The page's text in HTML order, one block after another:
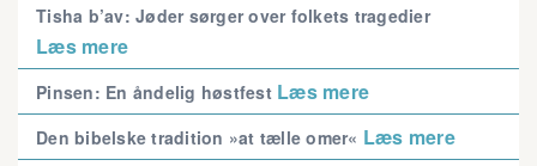
Tisha b’av: Jøder sørger over folkets tragedier
Læs mere
Pinsen: En åndelig høstfest Læs mere
Den bibelske tradition »at tælle omer« Læs mere